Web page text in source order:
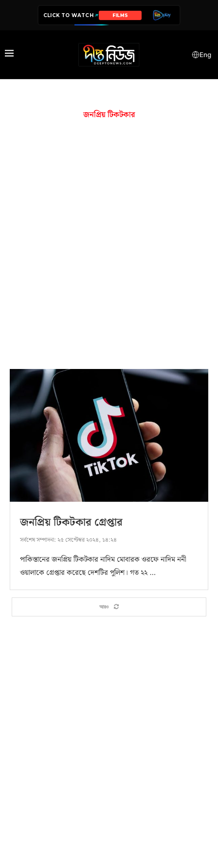
CLICK TO WATCH FILMS
Eng
জনপ্রিয় টিকটকার
জনপ্রিয় টিকটকার গ্রেপ্তার
সর্বশেষ সম্পাদনা: ২৫ সেপ্টেম্বর ২০২৪, ১৪:২৪
পাকিস্তানের জনপ্রিয় টিকটকার নাদিম মোবারক ওরফে নাদিম ননী
ওয়ালাকে গ্রেপ্তার করেছে দেশটির পুলিশ। গত ২২ …
আরও